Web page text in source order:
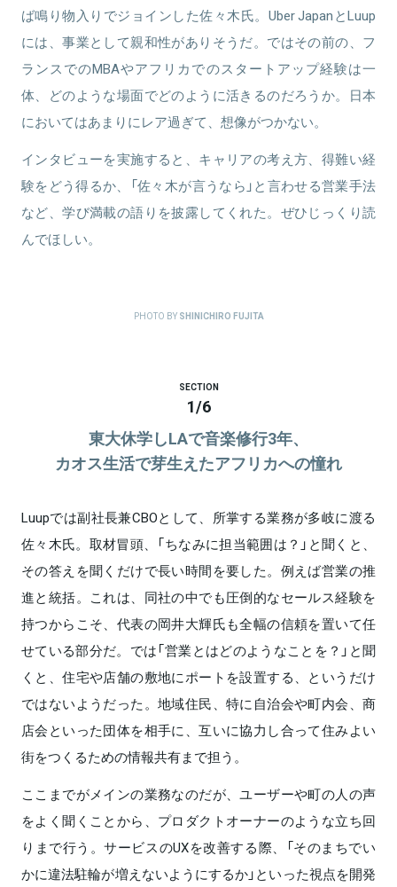
ば鳴り物入りでジョインした佐々木氏。Uber JapanとLuup
には、事業として親和性がありそうだ。ではその前の、フ
ランスでのMBAやアフリカでのスタートアップ経験は一
体、どのような場面でどのように活きるのだろうか。日本
においてはあまりにレア過ぎて、想像がつかない。
インタビューを実施すると、キャリアの考え方、得難い経
験をどう得るか、「佐々木が言うなら」と言わせる営業手法
など、学び満載の語りを披露してくれた。ぜひじっくり読
んでほしい。
PHOTO BY SHINICHIRO FUJITA
SECTION
1/6
東大休学しLAで音楽修行3年、
カオス生活で芽生えたアフリカへの憧れ
Luupでは副社長兼CBOとして、所掌する業務が多岐に渡る
佐々木氏。取材冒頭、「ちなみに担当範囲は？」と聞くと、
その答えを聞くだけで長い時間を要した。例えば営業の推
進と統括。これは、同社の中でも圧倒的なセールス経験を
持つからこそ、代表の岡井大輝氏も全幅の信頼を置いて任
せている部分だ。では「営業とはどのようなことを？」と聞
くと、住宅や店舗の敷地にポートを設置する、というだけ
ではないようだった。地域住民、特に自治会や町内会、商
店会といった団体を相手に、互いに協力し合って住みよい
街をつくるための情報共有まで担う。
ここまでがメインの業務なのだが、ユーザーや町の人の声
をよく聞くことから、プロダクトオーナーのような立ち回
りまで行う。サービスのUXを改善する際、「そのまちでい
かに違法駐輪が増えないようにするか」といった視点を開発